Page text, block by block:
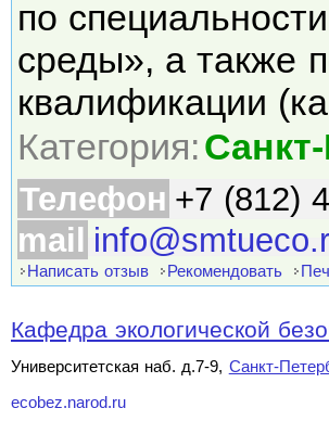
по
среды», а также
квалификации
Категория:
Телефон +7 (812)
mail
Написать отзыв Рекомендовать
Кафедра экологической
Университетская наб. д.7-9, Санкт-
ecobez.narod.ru